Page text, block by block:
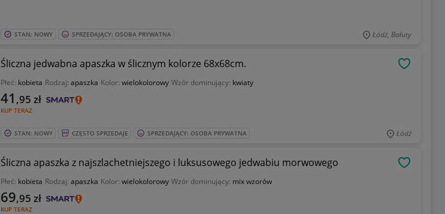
STAN: NOWY SPRZEDAJĄCY: OSOBA PRYWATNA Łódź, Bałuty
Śliczna jedwabna apaszka w ślicznym kolorze 68x68cm.
Płeć: kobieta Rodzaj: apaszka Kolor: wielokolorowy Wzór dominujący: kwiaty
KUP TERAZ
41 ,95 zł
STAN: NOWY CZĘSTO SPRZEDAJE SPRZEDAJĄCY: OSOBA PRYWATNA Łódź
Śliczna apaszka z najszlachetniejszego i luksusowego jedwabiu morwowego
Płeć: kobieta Rodzaj: apaszka Kolor: wielokolorowy Wzór dominujący: mix wzorów
KUP TERAZ
69,95 zł